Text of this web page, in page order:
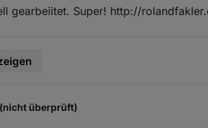
gearbeiitet. Super! http://
überprüft)